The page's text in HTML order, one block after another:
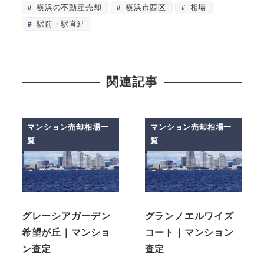
横浜の不動産売却
横浜市西区
相場
駅前・駅直結
関連記事
マンション売却相場一
覧
グレーシアガーデン
希望が丘｜マンショ
ン査定
マンション売却相場一
覧
グランノエルワイズ
コート｜マンション
査定